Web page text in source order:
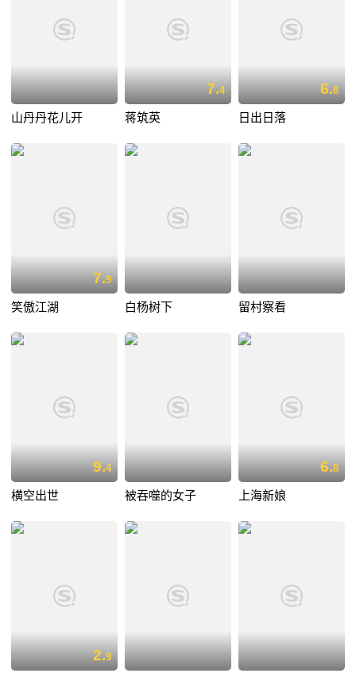
山丹丹花儿开
7.4
蒋筑英
6.8
日出日落
7.9
笑傲江湖 白杨树下 留村察看
9.4
横空出世 被吞噬的女子
6.8
上海新娘
2.9